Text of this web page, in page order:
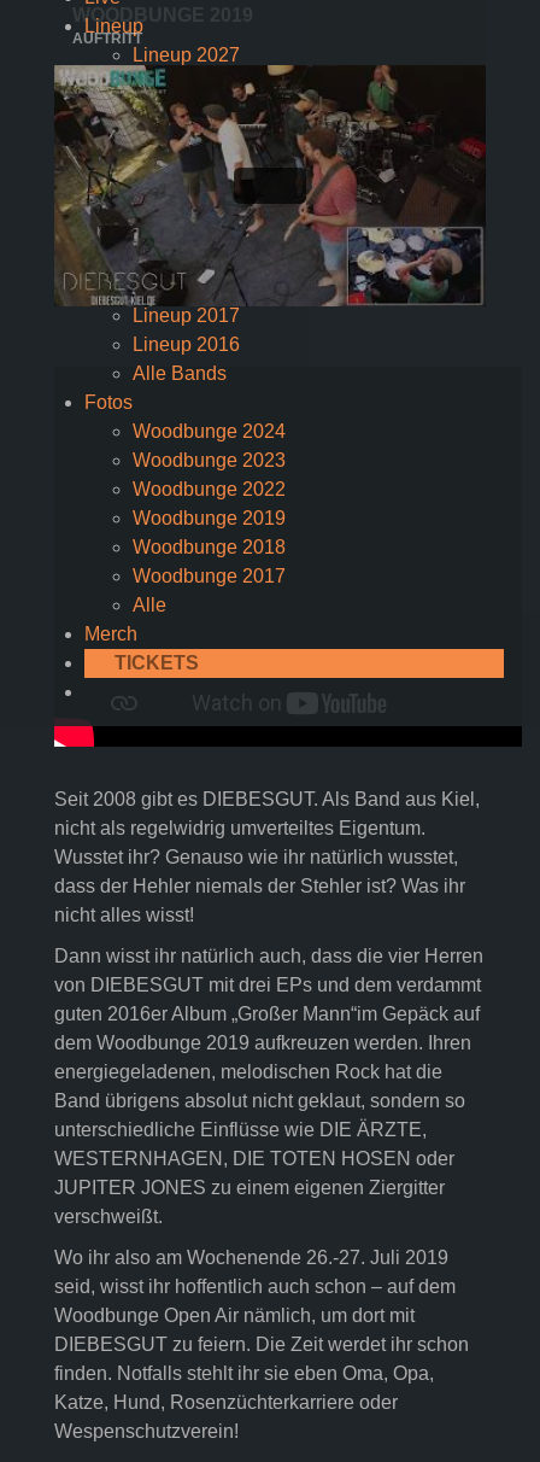
Lineup
Lineup 2027
Lineup 2026
Lineup 2025
Lineup 2024
Lineup 2023
Lineup 2022
Lineup 2020
Lineup 2019
Lineup 2018
Lineup 2017
Lineup 2016
Alle Bands
Fotos
Woodbunge 2024
Woodbunge 2023
Woodbunge 2022
Woodbunge 2019
Woodbunge 2018
Woodbunge 2017
Alle
Merch
TICKETS
WOODBUNGE 2019
Seit 2008 gibt es DIEBESGUT. Als Band aus Kiel,
nicht als regelwidrig umverteiltes Eigentum.
Wusstet ihr? Genauso wie ihr natürlich wusstet,
dass der Hehler niemals der Stehler ist? Was ihr
nicht alles wisst!
Dann wisst ihr natürlich auch, dass die vier Herren
von DIEBESGUT mit drei EPs und dem verdammt
guten 2016er Album „Großer Mann“im Gepäck auf
dem Woodbunge 2019 aufkreuzen werden. Ihren
energiegeladenen, melodischen Rock hat die
Band übrigens absolut nicht geklaut, sondern so
unterschiedliche Einflüsse wie DIE ÄRZTE,
WESTERNHAGEN, DIE TOTEN HOSEN oder
JUPITER JONES zu einem eigenen Ziergitter
verschweißt.
Wo ihr also am Wochenende 26.-27. Juli 2019
seid, wisst ihr hoffentlich auch schon – auf dem
Woodbunge Open Air nämlich, um dort mit
DIEBESGUT zu feiern. Die Zeit werdet ihr schon
finden. Notfalls stehlt ihr sie eben Oma, Opa,
Katze, Hund, Rosenzüchterkarriere oder
Wespenschutzverein!